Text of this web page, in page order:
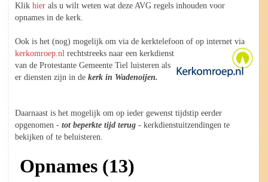
Klikhier als u wilt weten wat deze AVG regels inhouden voor
opnames in de kerk.
Ook is het (nog) mogelijk om via de kerktelefoon of op internet via
kerkomroep.nl rechtstreeks naar een kerkdienst
van de Protestante Gemeente Tiel luisteren als
er diensten zijn in dekerk in Wadenoijen.
Daarnaast is het mogelijk om op ieder gewenst tijdstip eerder
opgenomen -tot beperkte tijd terug - kerkdienstuitzendingen te
bekijken of te beluisteren.